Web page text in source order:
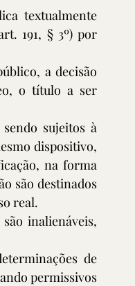
textualmente
191, § 3º) por
a decisão
o título a ser
sujeitos à
dispositivo,
na forma
são destinados
real.
inalienáveis,
de
permissivos